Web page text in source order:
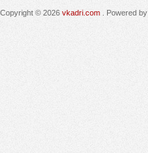
Copyright © 2026 vkadri.com . Powered by